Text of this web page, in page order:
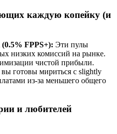
каждую копейку (и
FPPS+): Эти пулы
низких комиссий на рынке.
чистой прибыли.
готовы мириться с slightly
из-за меньшего общего
и любителей